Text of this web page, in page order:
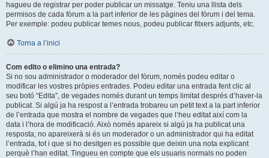
hagueu de registrar per poder publicar un missatge. Teniu una llista dels
permisos de cada fòrum a la part inferior de les pàgines del fòrum i del tema.
Per exemple: podeu publicar temes nous, podeu publicar fitxers adjunts, etc.
Torna a l’inici
Com edito o elimino una entrada?
Si no sou administrador o moderador del fòrum, només podeu editar o
modificar les vostres pròpies entrades. Podeu editar una entrada fent clic al
seu botó “Edita”, de vegades només durant un temps limitat després d’haver-la
publicat. Si algú ja ha respost a l’entrada trobareu un petit text a la part inferior
de l’entrada que mostra el nombre de vegades que l’heu editat així com la
data i l’hora de modificació. Això només apareix si algú ja ha publicat una
resposta; no apareixerà si és un moderador o un administrador qui ha editat
l’entrada, tot i que si ho desitgen es possible que deixin una nota explicant
perquè l’han editat. Tingueu en compte que els usuaris normals no poden